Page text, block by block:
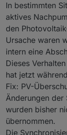
In bestimmten
aktives
den
Ursache waren
intern eine
Dieses
hat jetzt
Fix: PV-
Änderungen
wurden bisher
übernommen.
Die